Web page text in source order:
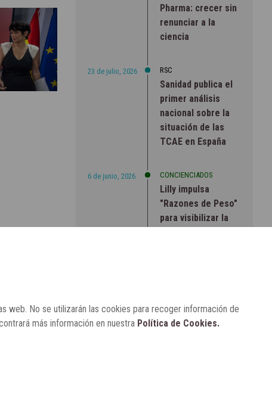
Pharma: crecer sin
renunciar a la
ciencia
23 de julio, 2026 RSC
Sanidad publica el
primer análisis
nacional sobre la
situación de las
TCAE en España
6 de junio, 2026 CONCIENCIADOS
Lilly impulsa
"Razones de Peso"
para visibilizar la
Farmacia: un
laboratorio de
web. No se utilizarán las cookies para recoger información de
más información en nuestra Política de Cookies.